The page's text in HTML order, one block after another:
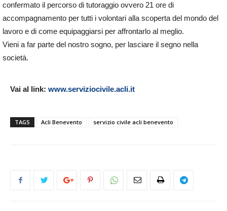
confermato il percorso di tutoraggio ovvero 21 ore di
accompagnamento per tutti i volontari alla scoperta del mondo del
lavoro e di come equipaggiarsi per affrontarlo al meglio.
Vieni a far parte del nostro sogno, per lasciare il segno nella
società.
Vai al link: www.serviziocivile.acli.it
TAGS Acli Benevento servizio civile acli benevento